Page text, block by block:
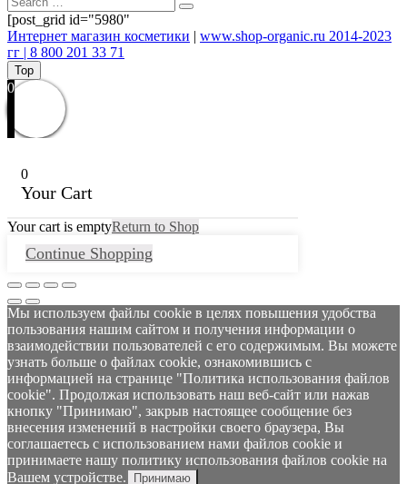
[post_grid id="5980"
Интернет магазин косметики | www.shop-organic.ru 2014-2023
гг | 8 800 201 33 71
Top
0
0
Your Cart
Your cart is emptyReturn to Shop
Continue Shopping
Мы используем файлы cookie в целях повышения удобства
пользования нашим сайтом и получения информации о
взаимодействии пользователей с его содержимым. Вы можете
узнать больше о файлах cookie, ознакомившись с
информацией на странице "Политика использования файлов
cookie". Продолжая использовать наш веб-сайт или нажав
кнопку "Принимаю", закрыв настоящее сообщение без
внесения изменений в настройки своего браузера, Вы
соглашаетесь с использованием нами файлов cookie и
принимаете нашу политику использования файлов cookie на
Вашем устройстве.
Принимаю